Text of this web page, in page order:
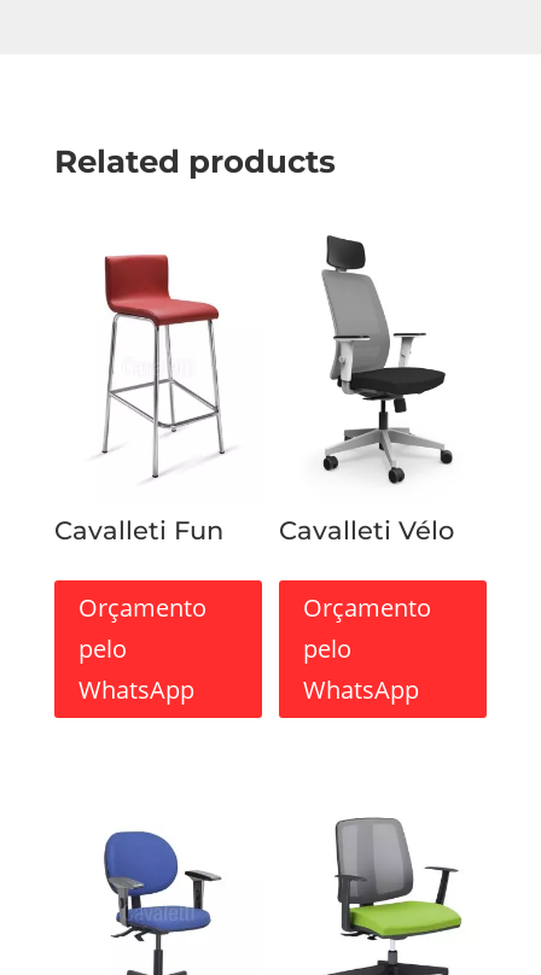
Related products
Cavalleti Fun
Orçamento
pelo
WhatsApp
Cavalleti Vélo
Orçamento
pelo
WhatsApp